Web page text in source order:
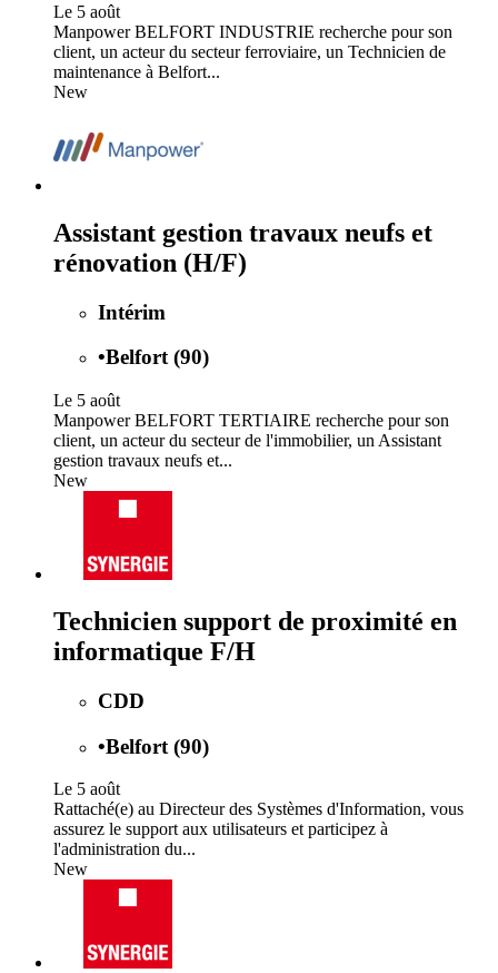
Le 5 août
Manpower BELFORT INDUSTRIE recherche pour son
client, un acteur du secteur ferroviaire, un Technicien de
maintenance à Belfort...
New
Assistant gestion travaux neufs et
rénovation (H/F)
Intérim
•Belfort (90)
Le 5 août
Manpower BELFORT TERTIAIRE recherche pour son
client, un acteur du secteur de l'immobilier, un Assistant
gestion travaux neufs et...
New
Technicien support de proximité en
informatique F/H
CDD
•Belfort (90)
Le 5 août
Rattaché(e) au Directeur des Systèmes d'Information, vous
assurez le support aux utilisateurs et participez à
l'administration du...
New